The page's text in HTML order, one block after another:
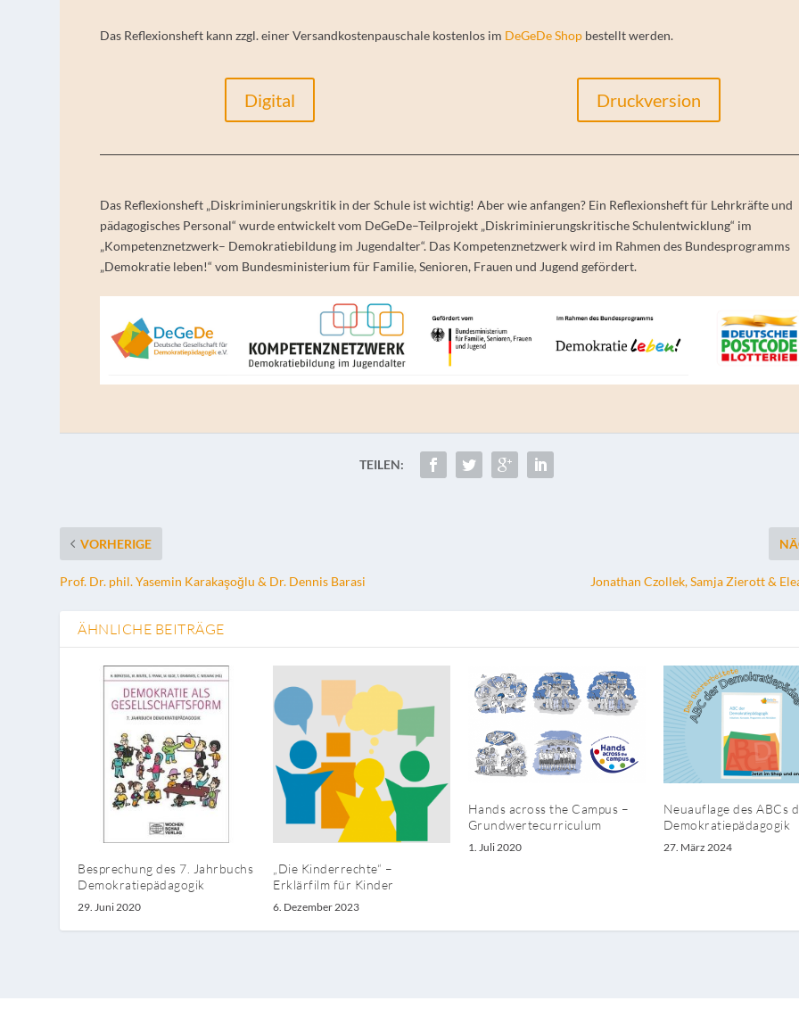
Das Reflexionsheft kann zzgl. einer Versandkostenpauschale kostenlos im DeGeDe Shopbestellt werden.
Digital Druckversion
Das Reflexionsheft„Diskriminierungskritik in der Schule ist wichtig! Aber wie anfangen? Ein Reflexionsheft für Lehrkräfte und
pädagogisches Personal“ wurde entwickelt vom DeGeDe–Teilprojekt„Diskriminierungskritische Schulentwicklung“ im
„Kompetenznetzwerk– Demokratiebildung im Jugendalter“. Das Kompetenznetzwerk wird im Rahmen des Bundesprogramms
„Demokratie leben!“ vom Bundesministerium für Familie, Senioren, Frauen und Jugend gefördert.
TEILEN:
VORHERIGE
Prof. Dr. phil. Yasemin Karakaşoğlu & Dr. Dennis Barasi Jonathan Czollek, Samja Zierott &
ÄHNLICHE BEITRÄGE
Besprechung des 7. Jahrbuchs
Demokratiepädagogik
29. Juni 2020
„Die Kinderrechte“ –
Erklärfilm für Kinder
6. Dezember 2023
Hands across the Campus –
Grundwertecurriculum
1. Juli 2020
Neuauflage des ABCs
Demokratiepädagogik
27. März 2024